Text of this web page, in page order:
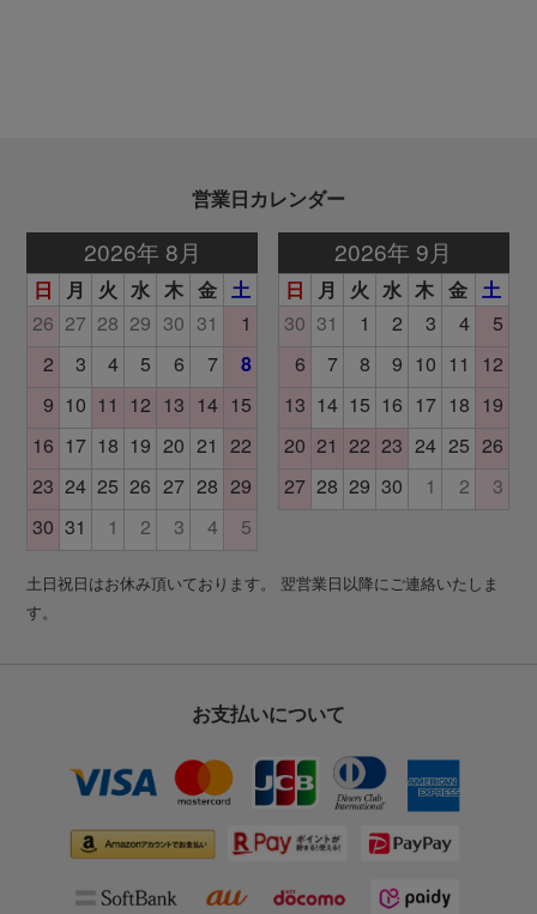
営業日カレンダー
土日祝日はお休み頂いております。 翌営業日以降にご連絡いたしま
す。
お支払いについて